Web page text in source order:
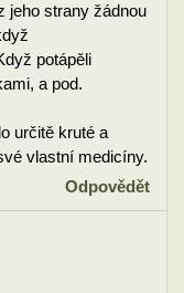
jeho strany žádnou
potápěli
a pod.
určitě kruté a
vlastní medicíny.
Odpovědět